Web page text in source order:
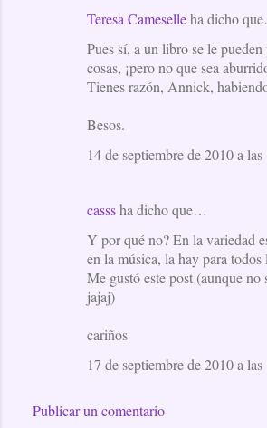
Teresa Cameselleha dicho
Pues sí, a un libro se le
cosas, ¡pero no que sea
Tienes razón, Annick,
Besos.
14 de septiembre de 2010 a
casssha dicho que…
Y por qué no? En la variedad
en la música, la hay para todos
Me gustó este post (aunque no
jajaj)
cariños
17 de septiembre de 2010 a las
Publicar un comentario